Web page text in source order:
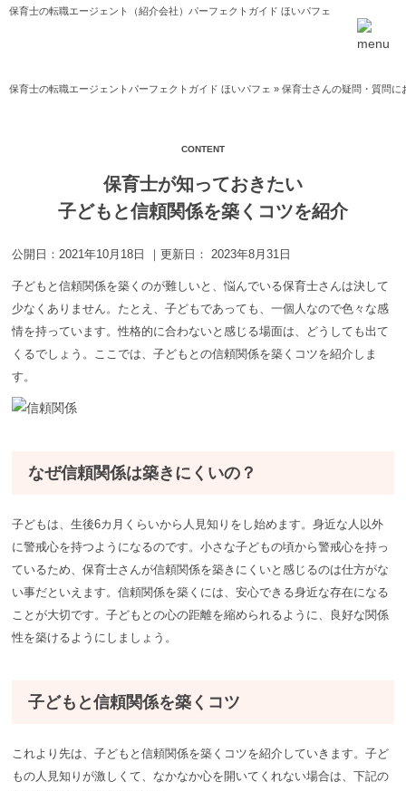
保育士の転職エージェント（紹介会社）パーフェクトガイド ほいパフェ
保育士の転職エージェントパーフェクトガイド ほいパフェ » 保育士さんの疑問・質問に
保育士が知っておきたい
子どもと信頼関係を築くコツを紹介
公開日：2021年10月18日 ｜更新日：2023年8月31日
子どもと信頼関係を築くのが難しいと、悩んでいる保育士さんは決して
少なくありません。たとえ、子どもであっても、一個人なので色々な感
情を持っています。性格的に合わないと感じる場面は、どうしても出て
くるでしょう。ここでは、子どもとの信頼関係を築くコツを紹介しま
す。
なぜ信頼関係は築きにくいの？
子どもは、生後6カ月くらいから人見知りをし始めます。身近な人以外
に警戒心を持つようになるのです。小さな子どもの頃から警戒心を持っ
ているため、保育士さんが信頼関係を築きにくいと感じるのは仕方がな
い事だといえます。信頼関係を築くには、安心できる身近な存在になる
ことが大切です。子どもとの心の距離を縮められるように、良好な関係
性を築けるようにしましょう。
子どもと信頼関係を築くコツ
これより先は、子どもと信頼関係を築くコツを紹介していきます。子ど
もの人見知りが激しくて、なかなか心を開いてくれない場合は、下記の